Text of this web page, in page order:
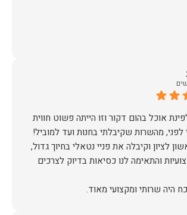
אוכל בהום דקור וזו הייתה פשוט חווית
לציון וקיבלה את פניי נטאלי בחיוך גדול,
והתאימה לנו כסיאות בדיוק לצרכים